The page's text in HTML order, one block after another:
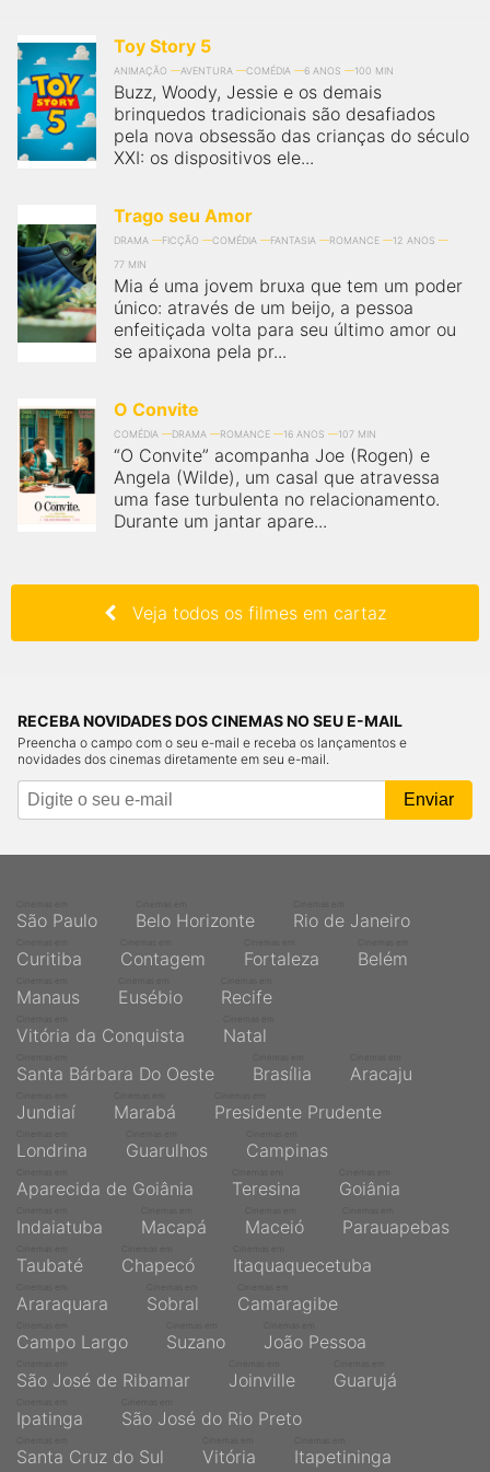
Toy Story 5
ANIMAÇÃO AVENTURA COMÉDIA 6 ANOS 100 MIN
Buzz, Woody, Jessie e os demais
brinquedos tradicionais são desafiados
pela nova obsessão das crianças do século
XXI: os dispositivos ele...
Trago seu Amor
DRAMA FICÇÃO COMÉDIA FANTASIA ROMANCE
12 ANOS
77 MIN
Mia é uma jovem bruxa que tem um poder
único: através de um beijo, a pessoa
enfeitiçada volta para seu último amor ou
se apaixona pela pr...
O Convite
COMÉDIA DRAMA ROMANCE 16 ANOS 107 MIN
“O Convite” acompanha Joe (Rogen) e
Angela (Wilde), um casal que atravessa
uma fase turbulenta no relacionamento.
Durante um jantar apare...
Veja todos os filmes em cartaz
RECEBA NOVIDADES DOS CINEMAS NO SEU E-MAIL
Preencha o campo com o seu e-mail e receba os lançamentos e
novidades dos cinemas diretamente em seu e-mail.
São Paulo Belo Horizonte Rio de Janeiro
Curitiba Contagem Fortaleza Belém
Manaus Eusébio Recife
Vitória da Conquista Natal
Santa Bárbara Do Oeste Brasília Aracaju
Jundiaí Marabá Presidente Prudente
Londrina Guarulhos Campinas
Aparecida de Goiânia Teresina Goiânia
Indaiatuba Macapá Maceió Parauapebas
Taubaté Chapecó Itaquaquecetuba
Araraquara Sobral Camaragibe
Campo Largo Suzano João Pessoa
São José de Ribamar Joinville Guarujá
Ipatinga São José do Rio Preto
Santa Cruz do Sul Vitória Itapetininga